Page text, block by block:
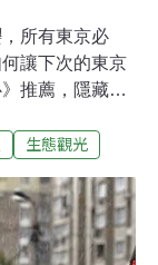
所有東京必
讓下次的東京
推薦，隱藏在
神殿首都圈外
公尺藏著一座
，不為神祇祭
水道」（首都
生態觀光